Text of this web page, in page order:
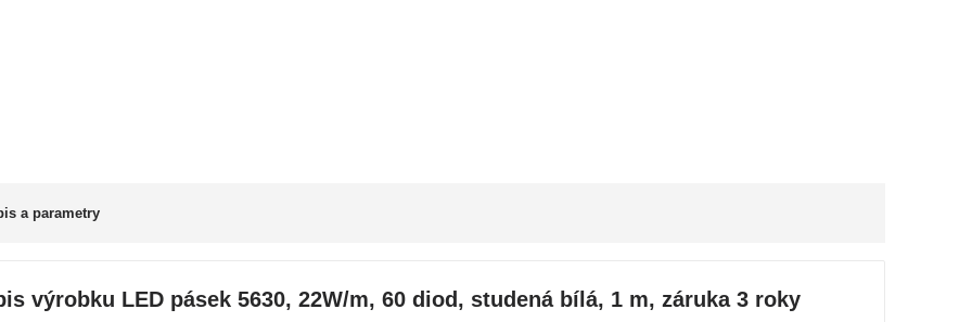
a parametry
výrobku LED pásek 5630, 22W/m, 60 diod, studená bílá, 1 m, záruka 3 roky